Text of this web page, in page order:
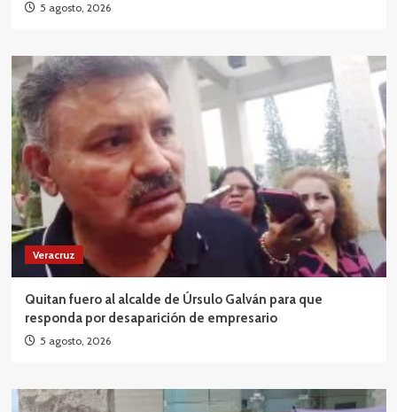
5 agosto, 2026
Veracruz
Quitan fuero al alcalde de Úrsulo Galván para que
responda por desaparición de empresario
5 agosto, 2026